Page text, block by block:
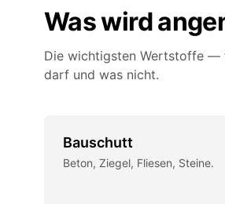
Was wird
Die wichtigsten Wertstoffe —
darf und was nicht.
Bauschutt
Beton, Ziegel, Fliesen, Steine.